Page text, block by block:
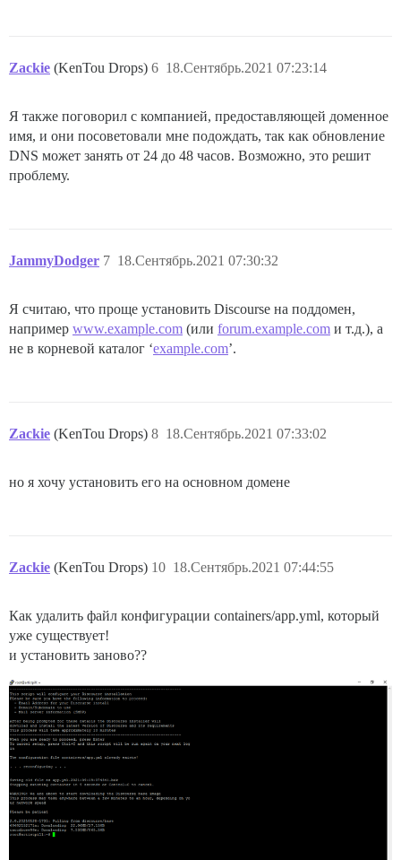
Zackie (KenTou Drops) 18.Сентябрь.2021 07:23:14
6
Я также поговорил с компанией, предоставляющей доменное
имя, и они посоветовали мне подождать, так как обновление
DNS может занять от 24 до 48 часов. Возможно, это решит
проблему.
JammyDodger 18.Сентябрь.2021 07:30:32
7
Я считаю, что проще установить Discourse на поддомен,
например www.example.com (или forum.example.com и т.д.), а
не в корневой каталог ‘example.com’.
Zackie (KenTou Drops) 18.Сентябрь.2021 07:33:02
8
но я хочу установить его на основном домене
Zackie (KenTou Drops) 18.Сентябрь.2021 07:44:55
10
Как удалить файл конфигурации containers/app.yml, который
уже существует!
и установить заново??